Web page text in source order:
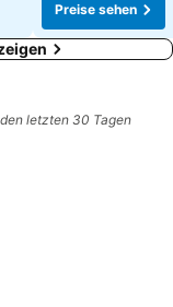
Preise sehen
letzten 30 Tagen